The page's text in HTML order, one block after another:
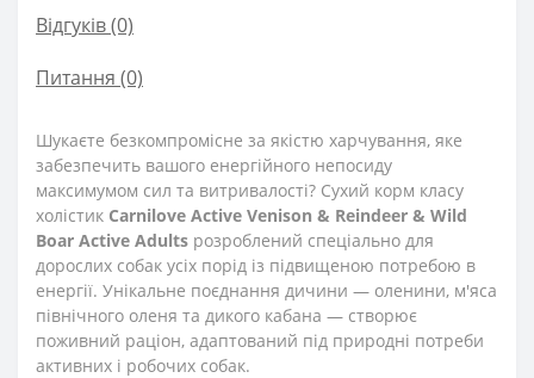
Відгуків (0)
Питання (0)
Шукаєте безкомпромісне за якістю харчування, яке
забезпечить вашого енергійного непосиду
максимумом сил та витривалості? Сухий корм класу
холістик Carnilove Active Venison & Reindeer & Wild
Boar Active Adults розроблений спеціально для
дорослих собак усіх порід із підвищеною потребою в
енергії. Унікальне поєднання дичини — оленини, м'яса
північного оленя та дикого кабана — створює
поживний раціон, адаптований під природні потреби
активних і робочих собак.